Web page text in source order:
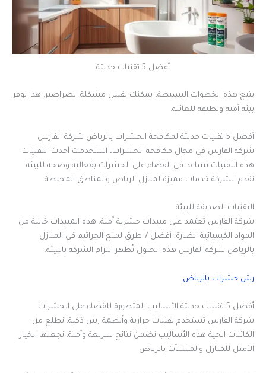
أفضل 5 تقنيات حديثة
بتبع هذه الخطوات البسيطة، يمكنك تقليل مشكلة الصراصير. هذا يوفر
بيئة آمنة ونظيفة للعائلة.
أفضل 5 تقنيات حديثة لمكافحة الحشرات بالرياض شركة الفارس
شركة الفارس في مجال مكافحة الحشرات، استخدمت أحدث التقنيات.
هذه التقنيات تساعد في القضاء على الحشرات بفعالية وصحة للبيئة.
تقدم الشركة خدمات مميزة لمنازل الرياض والمناطق المحيطة.
التقنيات الصديقة للبيئة
شركة الفارس تعتمد على مبيدات حشرية آمنة. هذه المبيدات خالية من
المواد الكيميائية الضارة. أفضل 7 طرق لمنع الجراثيم في المنازل
بالرياض شركة الفارس هذه الحلول تُظهر التزام الشركة بالبيئة.
رش حشرات بالرياض
أفضل 5 تقنيات حديثة الأساليب المتطورة للقضاء على الحشرات
شركة الفارس تستخدم تقنيات حرارية وأنظمة رش ذكية. تطلع من
الكائنات الحية هذه الأساليب تضمن نتائج سريعة وآمنة. تجعلها الخيار
الأمثل للمنازل والمنشآت بالرياض.